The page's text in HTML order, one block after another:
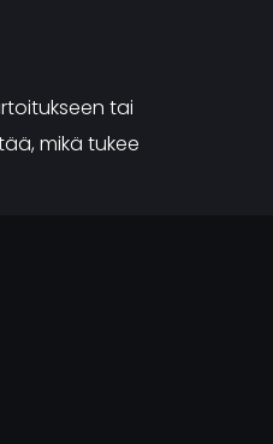
tai
mikä tukee